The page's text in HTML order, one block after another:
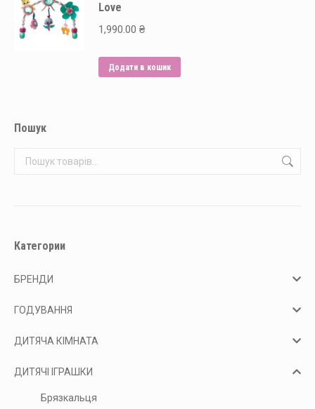
Love
1,990.00 ₴
Додати в кошик
Пошук
Категории
БРЕНДИ
ГОДУВАННЯ
ДИТЯЧА КІМНАТА
ДИТЯЧІ ІГРАШКИ
Брязкальця